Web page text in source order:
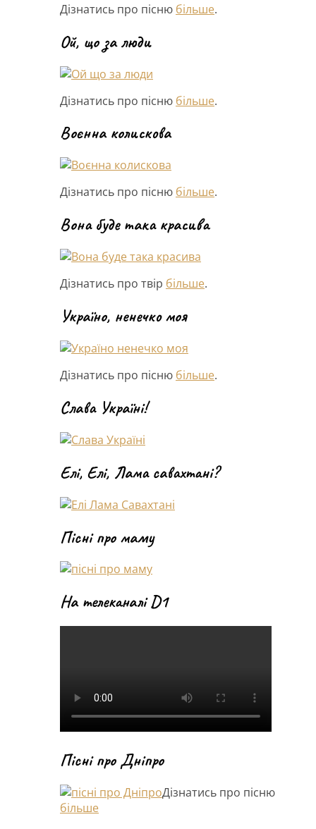
Дізнатись про пісню більше.
Ой, що за люди
Дізнатись про пісню більше.
Воєнна колискова
Дізнатись про пісню більше.
Вона буде така красива
Дізнатись про твір більше.
Україно, ненечко моя
Дізнатись про пісню більше.
Слава Україні!
Елі, Елі, Лама савахтані?
Пісні про маму
На телеканалі D1
Пісні про Дніпро
Дізнатись про пісню
більше